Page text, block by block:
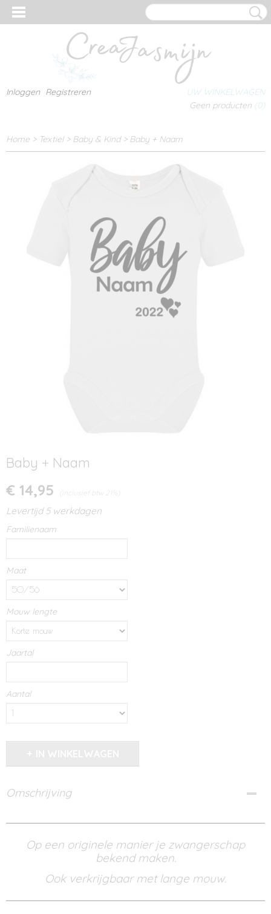
Inloggen Registreren
UW WINKELWAGEN
Geen producten
(0)
Home > Textiel> Baby & Kind> Baby + Naam
Baby + Naam
€ 14,95 (inclusief btw 21%)
Levertijd 5 werkdagen
Familienaam
Maat
Mouw lengte
Jaartal
Aantal
Omschrijving
Op een originele manier je zwangerschap
bekend maken.
Ook verkrijgbaar met lange mouw.